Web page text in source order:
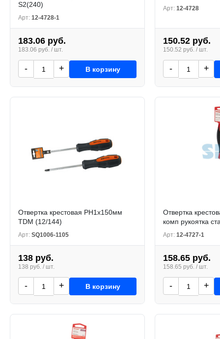
S2(240)
Арт: 12-4728-1
183.06 руб.
183.06 руб. / шт.
- + В корзину
Арт: 12-4728
150.52 руб.
150.52 руб. / шт.
- +
Отвертка крестовая PH1x150мм
TDM (12/144)
Арт: SQ1006-1105
138 руб.
138 руб. / шт.
- + В корзину
Отвертка
комп рукоятка
Арт: 12-4727-1
158.65 руб.
158.65 руб. / шт.
- +